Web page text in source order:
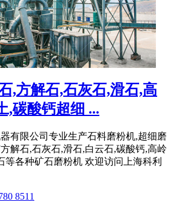
,方解石,石灰石,滑石,高
,碳酸钙超细 ...
器有限公司专业生产石料磨粉机,超细磨
解石,石灰石,滑石,白云石,碳酸钙,高岭
等各种矿石磨粉机 欢迎访问上海科利
8511